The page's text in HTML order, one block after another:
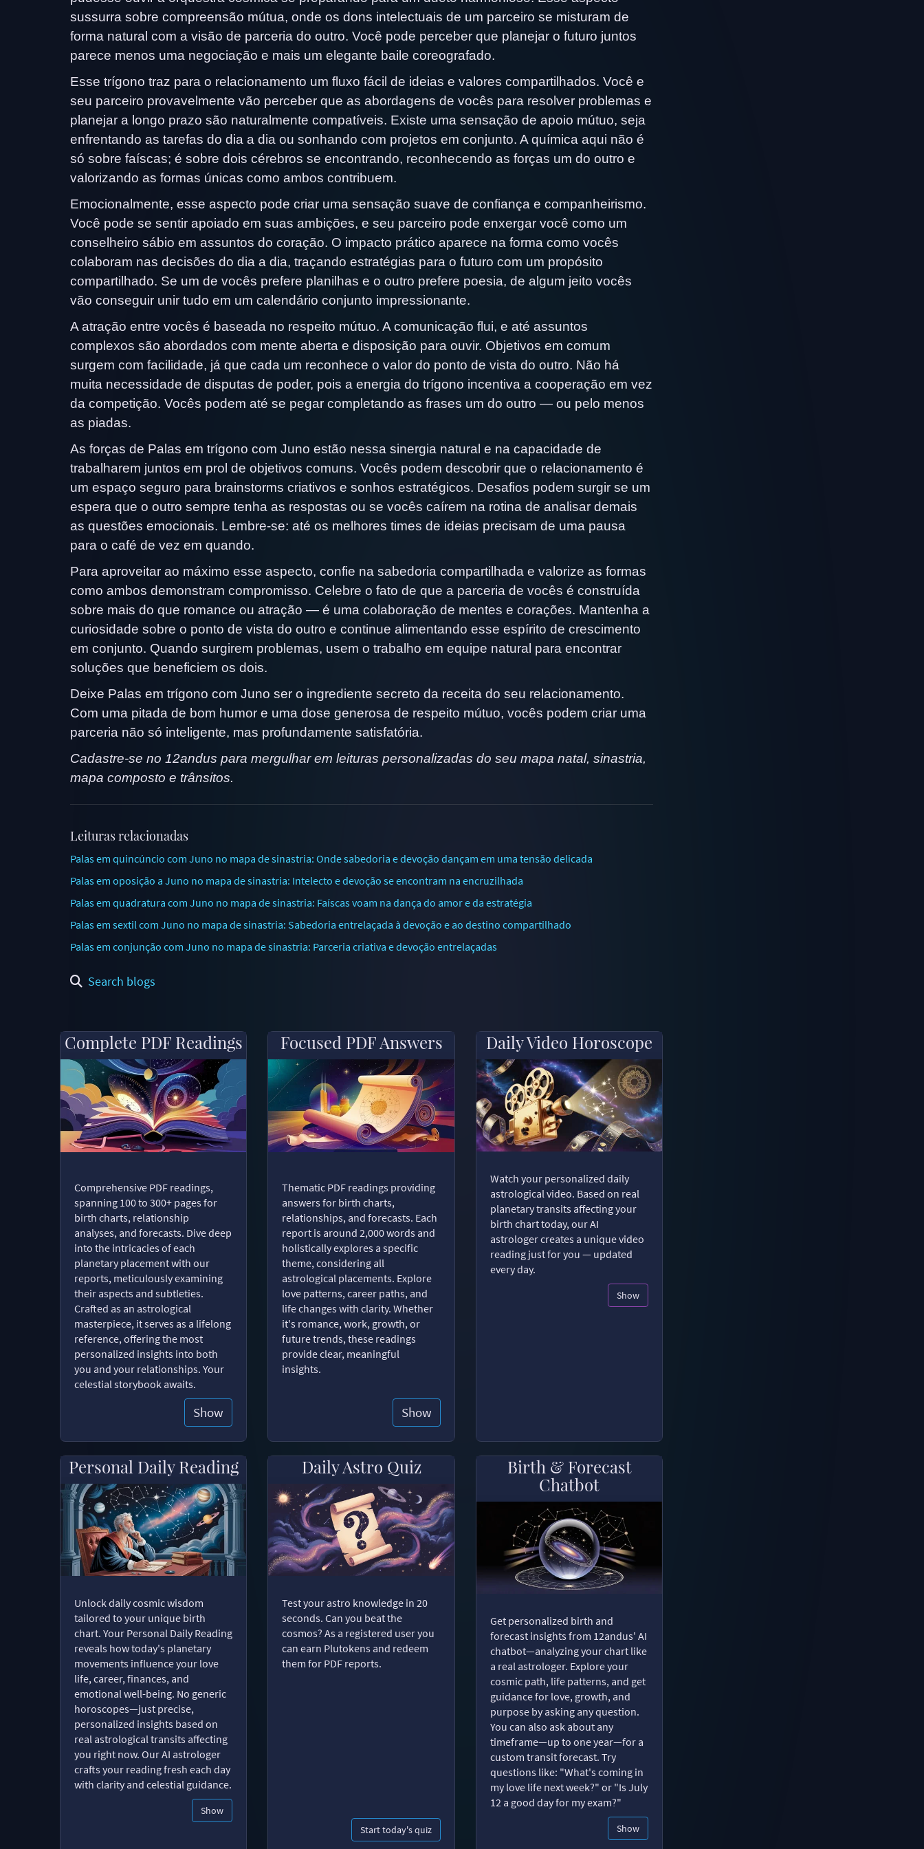
sussurra sobre compreensão mútua, onde os dons intelectuais de um parceiro se misturam de
forma natural com a visão de parceria do outro. Você pode perceber que planejar o futuro juntos
parece menos uma negociação e mais um elegante baile coreografado.
Esse trígono traz para o relacionamento um fluxo fácil de ideias e valores compartilhados. Você e
seu parceiro provavelmente vão perceber que as abordagens de vocês para resolver problemas e
planejar a longo prazo são naturalmente compatíveis. Existe uma sensação de apoio mútuo, seja
enfrentando as tarefas do dia a dia ou sonhando com projetos em conjunto. A química aqui não é
só sobre faíscas; é sobre dois cérebros se encontrando, reconhecendo as forças um do outro e
valorizando as formas únicas como ambos contribuem.
Emocionalmente, esse aspecto pode criar uma sensação suave de confiança e companheirismo.
Você pode se sentir apoiado em suas ambições, e seu parceiro pode enxergar você como um
conselheiro sábio em assuntos do coração. O impacto prático aparece na forma como vocês
colaboram nas decisões do dia a dia, traçando estratégias para o futuro com um propósito
compartilhado. Se um de vocês prefere planilhas e o outro prefere poesia, de algum jeito vocês
vão conseguir unir tudo em um calendário conjunto impressionante.
A atração entre vocês é baseada no respeito mútuo. A comunicação flui, e até assuntos
complexos são abordados com mente aberta e disposição para ouvir. Objetivos em comum
surgem com facilidade, já que cada um reconhece o valor do ponto de vista do outro. Não há
muita necessidade de disputas de poder, pois a energia do trígono incentiva a cooperação em vez
da competição. Vocês podem até se pegar completando as frases um do outro — ou pelo menos
as piadas.
As forças de Palas em trígono com Juno estão nessa sinergia natural e na capacidade de
trabalharem juntos em prol de objetivos comuns. Vocês podem descobrir que o relacionamento é
um espaço seguro para brainstorms criativos e sonhos estratégicos. Desafios podem surgir se um
espera que o outro sempre tenha as respostas ou se vocês caírem na rotina de analisar demais
as questões emocionais. Lembre-se: até os melhores times de ideias precisam de uma pausa
para o café de vez em quando.
Para aproveitar ao máximo esse aspecto, confie na sabedoria compartilhada e valorize as formas
como ambos demonstram compromisso. Celebre o fato de que a parceria de vocês é construída
sobre mais do que romance ou atração — é uma colaboração de mentes e corações. Mantenha a
curiosidade sobre o ponto de vista do outro e continue alimentando esse espírito de crescimento
em conjunto. Quando surgirem problemas, usem o trabalho em equipe natural para encontrar
soluções que beneficiem os dois.
Deixe Palas em trígono com Juno ser o ingrediente secreto da receita do seu relacionamento.
Com uma pitada de bom humor e uma dose generosa de respeito mútuo, vocês podem criar uma
parceria não só inteligente, mas profundamente satisfatória.
Cadastre-se no 12andus para mergulhar em leituras personalizadas do seu mapa natal, sinastria,
mapa composto e trânsitos.
Leituras relacionadas
Palas em quincúncio com Juno no mapa de sinastria: Onde sabedoria e devoção dançam em uma tensão delicada
Palas em oposição a Juno no mapa de sinastria: Intelecto e devoção se encontram na encruzilhada
Palas em quadratura com Juno no mapa de sinastria: Faíscas voam na dança do amor e da estratégia
Palas em sextil com Juno no mapa de sinastria: Sabedoria entrelaçada à devoção e ao destino compartilhado
Palas em conjunção com Juno no mapa de sinastria: Parceria criativa e devoção entrelaçadas
Search blogs
Complete PDF Readings
Comprehensive PDF readings,
spanning 100 to 300+ pages for
birth charts, relationship
analyses, and forecasts. Dive deep
into the intricacies of each
planetary placement with our
reports, meticulously examining
their aspects and subtleties.
Crafted as an astrological
masterpiece, it serves as a lifelong
reference, offering the most
personalized insights into both
you and your relationships. Your
celestial storybook awaits.
Show
Focused PDF Answers
Thematic PDF readings providing
answers for birth charts,
relationships, and forecasts. Each
report is around 2,000 words and
holistically explores a specific
theme, considering all
astrological placements. Explore
love patterns, career paths, and
life changes with clarity. Whether
it's romance, work, growth, or
future trends, these readings
provide clear, meaningful
insights.
Show
Daily Video Horoscope
Watch your personalized daily
astrological video. Based on real
planetary transits affecting your
birth chart today, our AI
astrologer creates a unique video
reading just for you — updated
every day.
Show
Personal Daily Reading
Unlock daily cosmic wisdom
tailored to your unique birth
chart. Your Personal Daily Reading
reveals how today's planetary
movements influence your love
life, career, finances, and
emotional well-being. No generic
horoscopes—just precise,
personalized insights based on
real astrological transits affecting
you right now. Our AI astrologer
crafts your reading fresh each day
with clarity and celestial guidance.
Show
Daily Astro Quiz
Test your astro knowledge in 20
seconds. Can you beat the
cosmos? As a registered user you
can earn Plutokens and redeem
them for PDF reports.
Start today's quiz
Birth & Forecast
Chatbot
Get personalized birth and
forecast insights from 12andus' AI
chatbot—analyzing your chart like
a real astrologer. Explore your
cosmic path, life patterns, and get
guidance for love, growth, and
purpose by asking any question.
You can also ask about any
timeframe—up to one year—for a
custom transit forecast. Try
questions like: "What's coming in
my love life next week?" or "Is July
12 a good day for my exam?"
Show